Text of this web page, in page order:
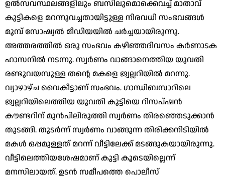
ഉല്‍സവസ്ഥലങ്ങളിലും ബസിലുമൊക്കെവച്ച് മാതാവ്
കുട്ടികളെ മറന്നുവച്ചതായിട്ടുള്ള നിരവധി സംഭവങ്ങള്‍
മുമ്പ് സോഷ്യല്‍ മീഡിയയില്‍ ചര്‍ച്ചയായിരുന്നു.
അത്തരത്തില്‍ ഒരു സംഭവം കഴിഞ്ഞദിവസം കര്‍ണാടക
ഹാസനില്‍ നടന്നു. സ്വര്‍ണം വാങ്ങാനെത്തിയ യുവതി
രണ്ടുവയസുള്ള തന്റെ മകളെ ജ്വല്ലറിയില്‍ മറന്നു.
വ്യാഴാഴ്ച വൈകീട്ടാണ് സംഭവം. ഗാന്ധിബസാറിലെ
ജ്വല്ലറിയിലെത്തിയ യുവതി കുട്ടിയെ റിസപ്ഷന്‍
കൗണ്ടറിന് മുന്‍പിലിരുത്തി സ്വര്‍ണം തിരഞ്ഞെടുക്കാന്‍
തുടങ്ങി. തുടര്‍ന്ന് സ്വര്‍ണം വാങ്ങുന്ന തിരിക്കനിടിയില്‍
മകള്‍ ഒപ്പമുള്ളത് മറന്ന് വീട്ടിലേക്ക് മടങ്ങുകയായിരുന്നു.
വീട്ടിലെത്തിയശേഷമാണ് കുട്ടി കൂടെയില്ലെന്ന്
മനസിലായത്. ഉടന്‍ സമീപത്തെ പൊലീസ്